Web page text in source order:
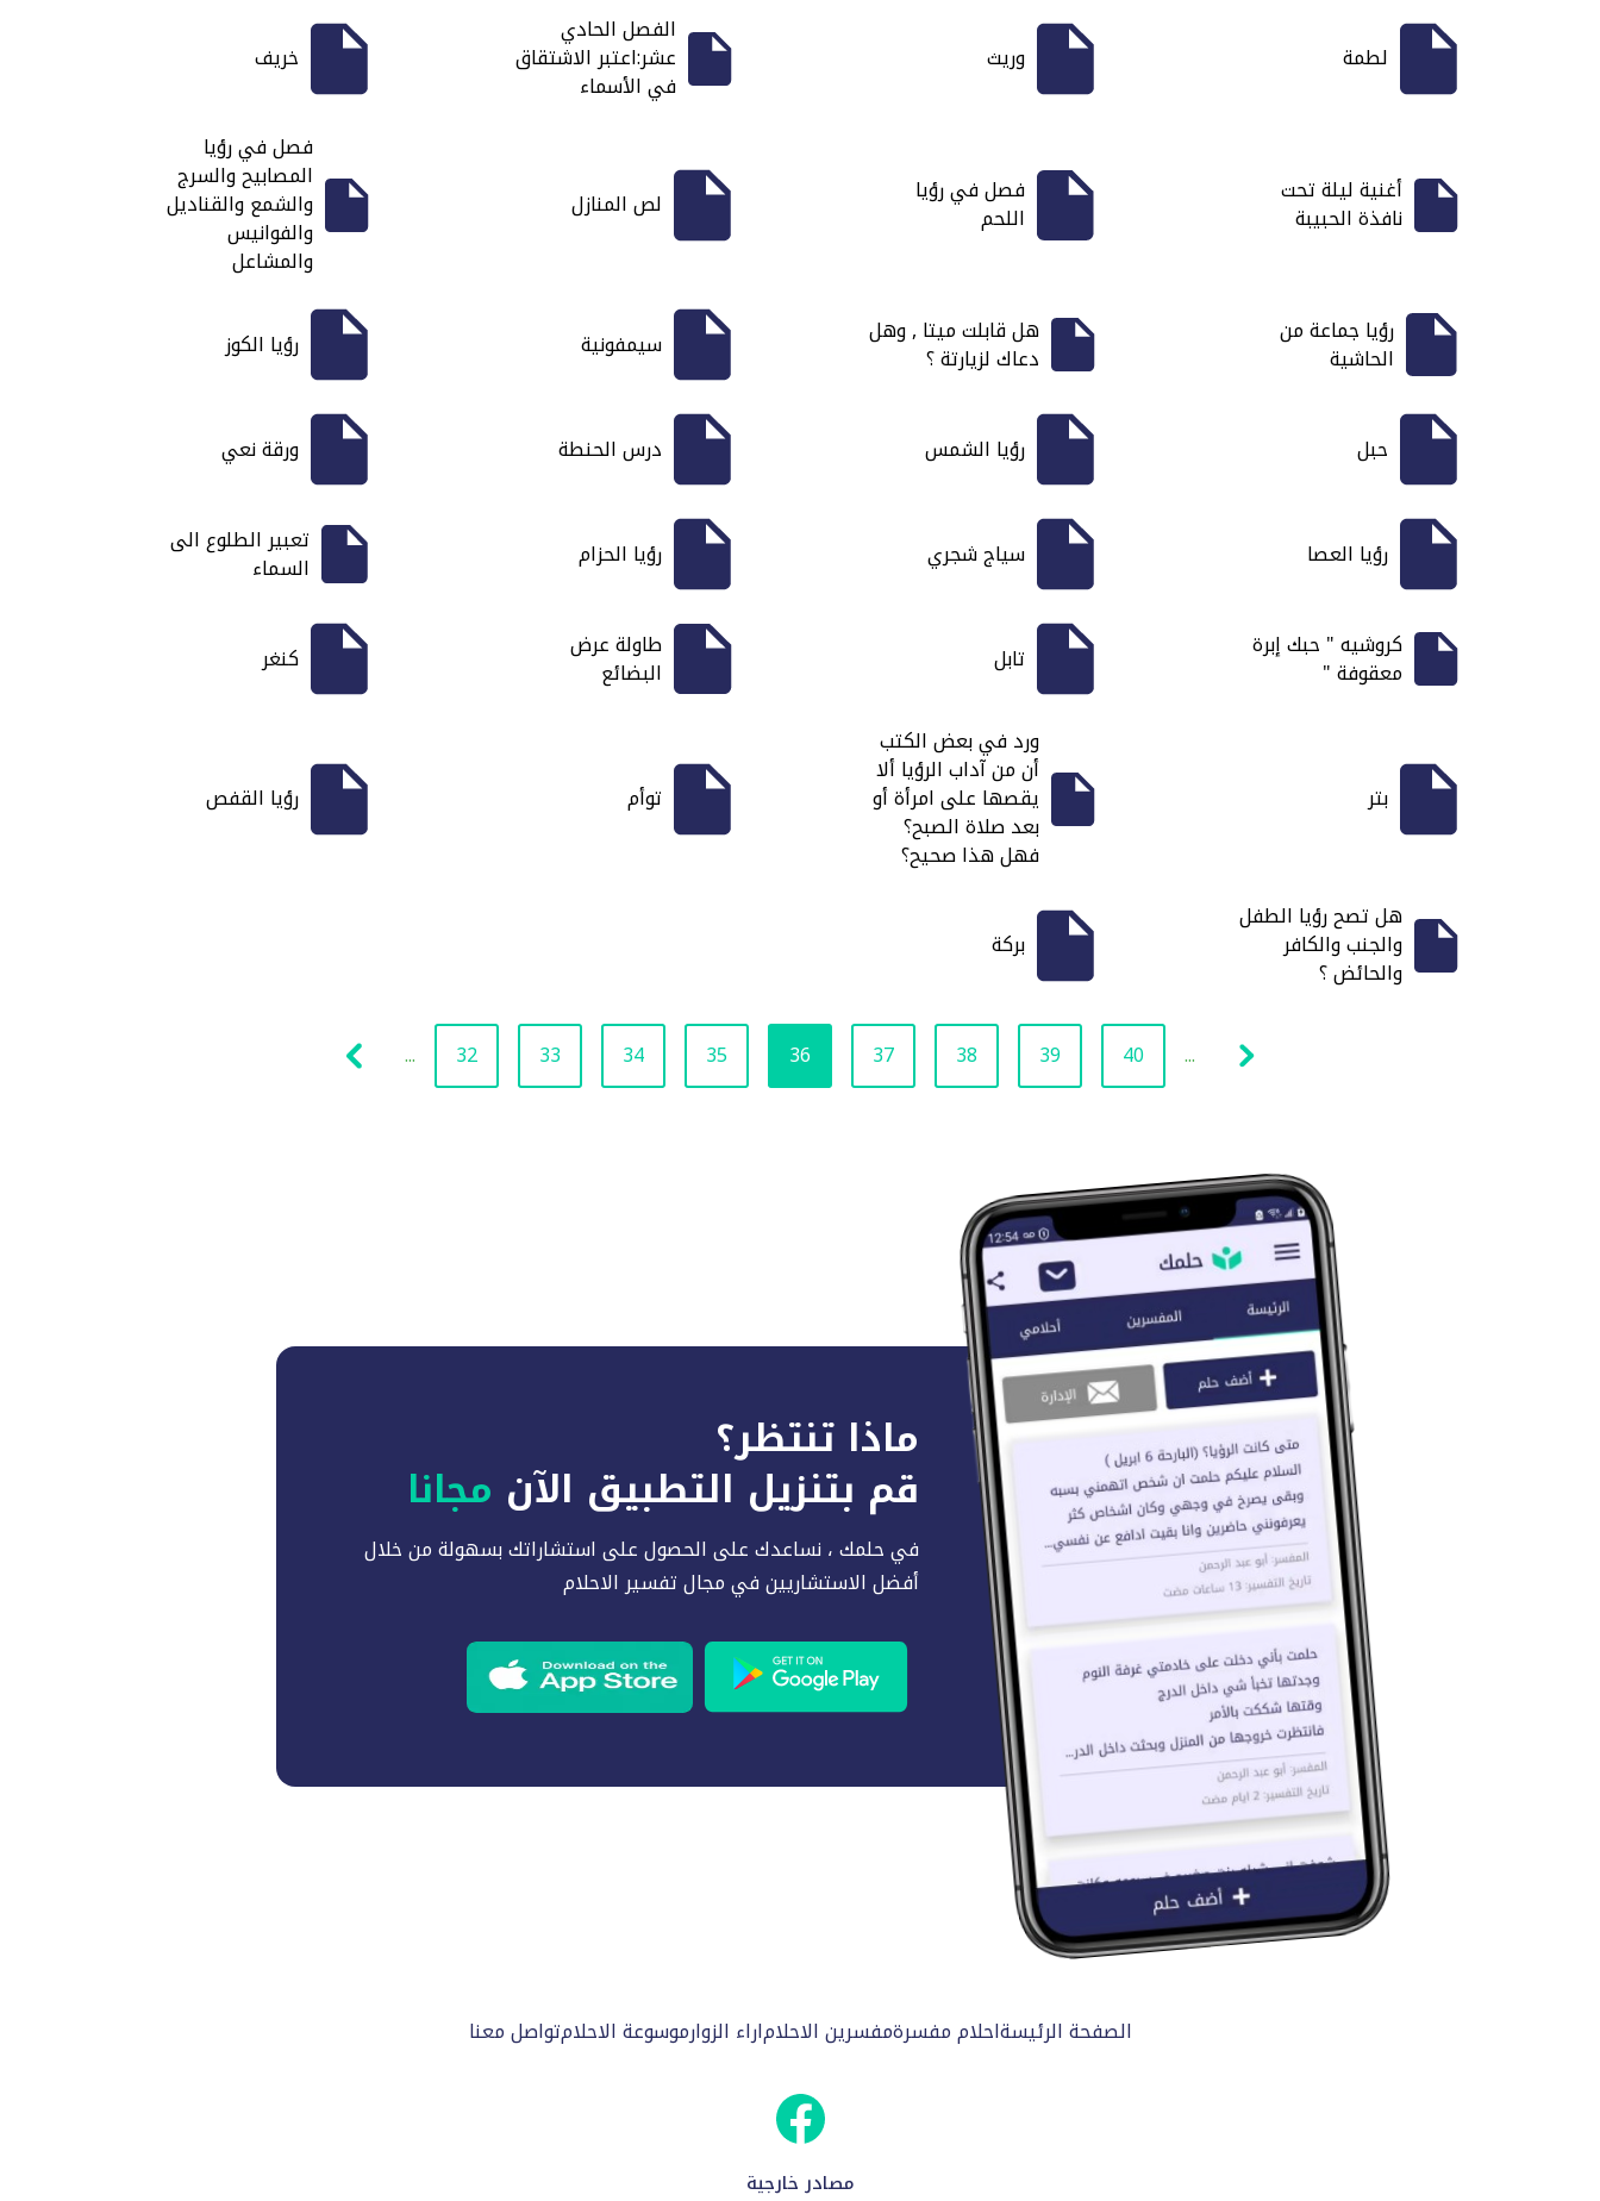
لطمة وريث
الفصل الحادي
عشر:اعتبر الاشتقاق
في الأسماء
خريف
أغنية ليلة تحت
نافذة الحبيبة
فصل في رؤيا
اللحم لص المنازل
فصل في رؤيا
المصابيح والسرج
والشمع والقناديل
والفوانيس
والمشاعل
رؤيا جماعة من
الحاشية
هل قابلت ميتا , وهل
دعاك لزيارتة ؟ سيمفونية رؤيا الكوز
حبل رؤيا الشمس درس الحنطة ورقة نعي
رؤيا العصا سياج شجري رؤيا الحزام تعبير الطلوع الى
السماء
كروشيه " حبك إبرة
معقوفة " تابل طاولة عرض
البضائع كنغر
بتر
ورد في بعض الكتب
أن من آداب الرؤيا ألا
يقصها على امرأة أو
بعد صلاة الصبح؟
فهل هذا صحيح؟
توأم رؤيا القفص
هل تصح رؤيا الطفل
والجنب والكافر
والحائض ؟
بركة
... 32 33 34 35 36 37 38 39 40 ...
ماذا تنتظر؟
قم بتنزيل التطبيق الآن مجانا
في حلمك ، نساعدك على الحصول على استشاراتك بسهولة من خلال
أفضل الاستشاريين في مجال تفسير الاحلام
الصفحة الرئيسةاحلام مفسرةمفسرين الاحلاماراء الزوارموسوعة الاحلامتواصل معنا
مصادر خارجية